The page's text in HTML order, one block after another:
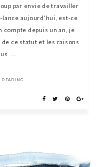
par envie de travailler
aujourd’hui, est-ce
compte depuis un an, je
ce statut et les raisons
...
READING